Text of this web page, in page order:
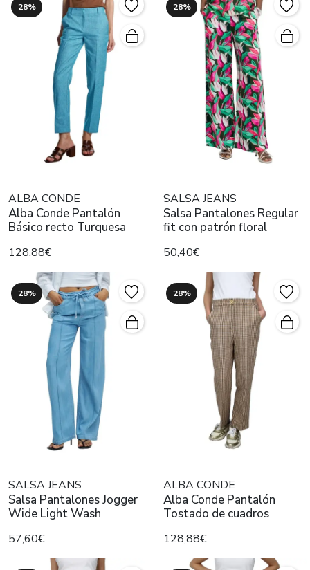
28%
ALBA CONDE
Alba Conde Pantalón
Básico recto Turquesa
128,88€
28%
SALSA JEANS
Salsa Pantalones Regular
fit con patrón floral
50,40€
28%
SALSA JEANS
Salsa Pantalones Jogger
Wide Light Wash
57,60€
28%
ALBA CONDE
Alba Conde Pantalón
Tostado de cuadros
128,88€